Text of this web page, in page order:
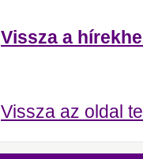
Vissza a
Vissza az oldal